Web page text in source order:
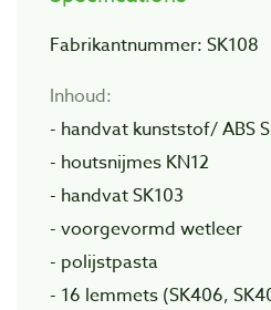
Fabrikantnummer: SK108
Inhoud:
- handvat kunststof/ ABS
- houtsnijmes KN12
- handvat SK103
- voorgevormd wetleer
- polijstpasta
- 16 lemmets (SK406,